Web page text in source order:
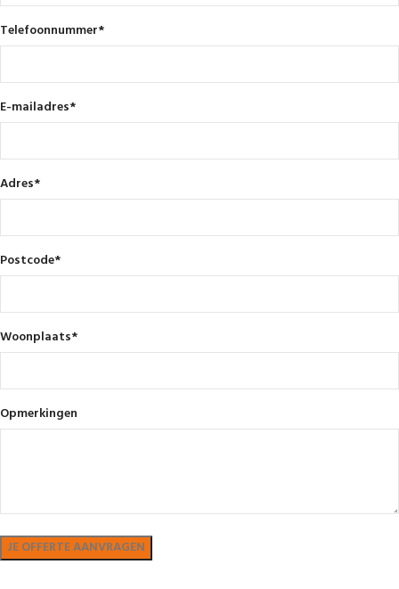
Telefoonnummer*
E-mailadres*
Adres*
Postcode*
Woonplaats*
Opmerkingen